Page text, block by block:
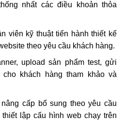
nhất các điều khoản thỏa
viên kỹ thuật tiến hành thiết kế
theo yêu cầu khách hàng.
upload sản phẩm test, gửi
khách hàng tham khảo và
cấp bổ sung theo yêu cầu
thiết lập cấu hình web chạy trên